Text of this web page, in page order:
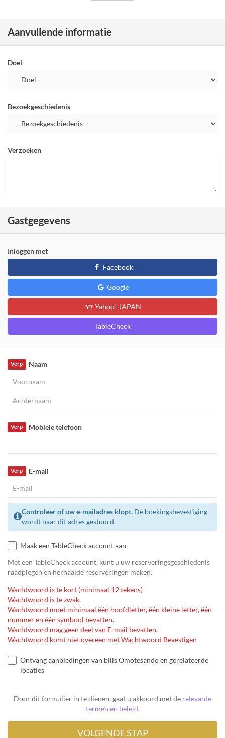
Aanvullende informatie
Doel
Bezoekgeschiedenis
Verzoeken
Gastgegevens
Inloggen met
Facebook
Google
Yahoo! JAPAN
TableCheck
Naam
Verp
Mobiele telefoon
Verp
E-mail
Verp
Controleer of uw e-mailadres klopt. De boekingsbevestiging
wordt naar dit adres gestuurd.
Maak een TableCheck account aan
Met een TableCheck account, kunt u uw reserveringsgeschiedenis
raadplegen en herhaalde reserveringen maken.
Wachtwoord is te kort (minimaal 12 tekens)
Wachtwoord is te zwak.
Wachtwoord moet minimaal één hoofdletter, één kleine letter, één
nummer en één symbool bevatten.
Wachtwoord mag geen deel van E-mail bevatten.
Wachtwoord komt niet overeen met Wachtwoord Bevestigen
Ontvang aanbiedingen van bills Omotesando en gerelateerde
locaties
Door dit formulier in te dienen, gaat u akkoord met de relevante
termen en beleid.